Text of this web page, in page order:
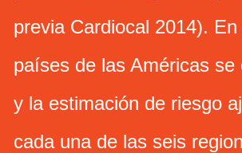
previa Cardiocal 2014).
países de las Américas
y la estimación de riesgo
cada una de las seis